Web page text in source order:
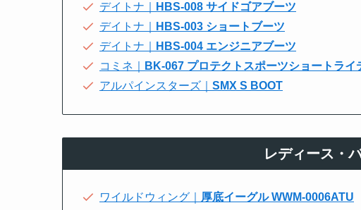
デイトナ｜
HBS-008 サイドゴアブーツ
デイトナ｜
HBS-003 ショートブーツ
デイトナ｜
HBS-004 エンジニアブーツ
コミネ｜
BK-067 プロテクトスポーツショートライ
アルパインスターズ｜ SMX S BOOT
レディース・
ワイルドウィング｜ 厚底イーグル WWM-0006ATU